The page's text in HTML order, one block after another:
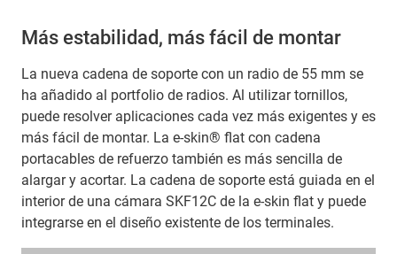
Más estabilidad, más fácil de montar
La nueva cadena de soporte con un radio de 55 mm se
ha añadido al portfolio de radios. Al utilizar tornillos,
puede resolver aplicaciones cada vez más exigentes y es
más fácil de montar. La e-skin® flat con cadena
portacables de refuerzo también es más sencilla de
alargar y acortar. La cadena de soporte está guiada en el
interior de una cámara SKF12C de la e-skin flat y puede
integrarse en el diseño existente de los terminales.